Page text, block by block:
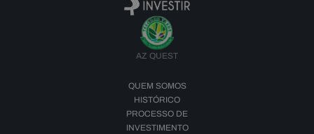
AZ QUEST
QUEM SOMOS
HISTÓRICO
PROCESSO DE
INVESTIMENTO